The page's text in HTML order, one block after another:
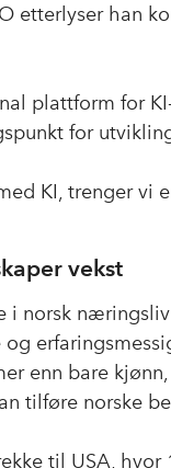
etterlyser han
plattform for
for
KI, trenger vi
vekst
i norsk
enn bare
tilføre norske
til USA,